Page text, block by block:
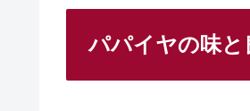
パパイヤの味と